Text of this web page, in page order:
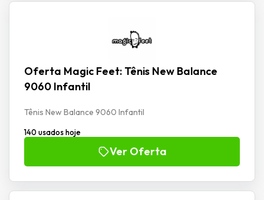
Oferta Magic Feet: Tênis New Balance
9060 Infantil
Tênis New Balance 9060 Infantil
140 usados hoje
Ver Oferta